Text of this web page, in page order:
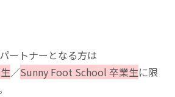
ートナーとなる方は
／Sunny Foot School 卒業生に限